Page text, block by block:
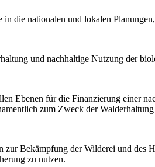
die nationalen und lokalen
und nachhaltige Nutzung der
Ebenen für die Finanzierung einer
zum Zweck der
Bekämpfung der Wilderei und des
zu nutzen.